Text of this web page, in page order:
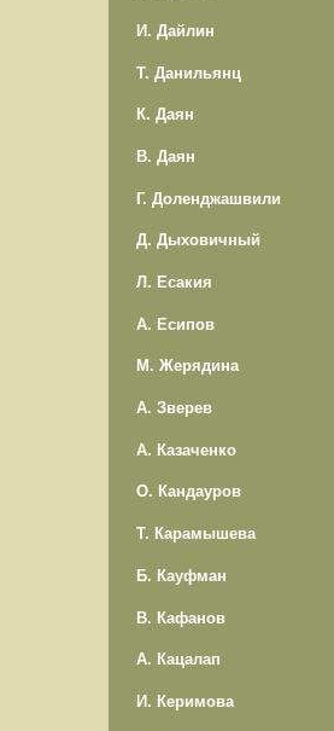
И. Дайлин
Т. Данильянц
К. Даян
В. Даян
Г. Доленджашвили
Д. Дыховичный
Л. Есакия
А. Есипов
М. Жерядина
А. Зверев
А. Казаченко
О. Кандауров
Т. Карамышева
Б. Кауфман
В. Кафанов
А. Кацалап
И. Керимова